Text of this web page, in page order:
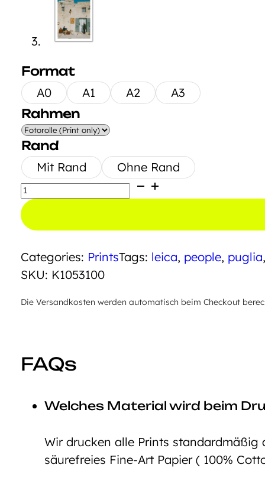
Format
A0
A1 A2
A3
Rahmen
Rand
Mit Rand
Ohne Rand
No
No
Roberto
Categories: PrintsTags: leica, people, puglia
SKU: K1053100
Die Versandkosten werden automatisch beim Checkout
FAQs
Welches Material wird beim
Wir drucken alle Prints standardmäßig
säurefreies Fine-Art Papier ( 100%